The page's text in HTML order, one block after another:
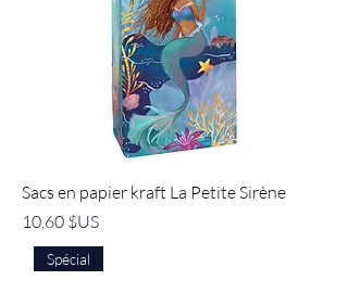
Sacs en papier kraft La Petite Sirène
Prix
10,60 $US
Spécial